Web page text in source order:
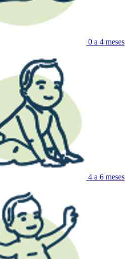
0 a 4 meses
4 a 6 meses